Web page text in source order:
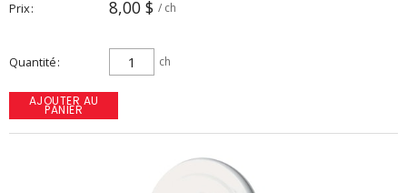
Prix 8,00 $ / ch
Quantité ch
AJOUTER AU
PANIER